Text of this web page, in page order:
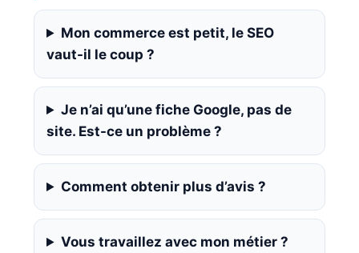
Mon commerce est petit, le SEO
vaut-il le coup ?
Je n’ai qu’une fiche Google, pas de
site. Est-ce un problème ?
Comment obtenir plus d’avis ?
Vous travaillez avec mon métier ?